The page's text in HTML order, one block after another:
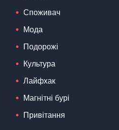
Споживач
Мода
Подорожі
Культура
Лайфхак
Магнітні бурі
Привітання